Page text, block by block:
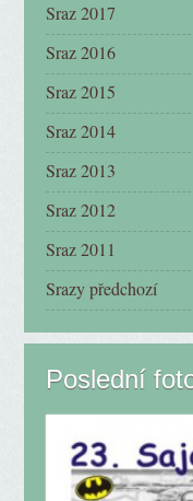
Sraz 2017
Sraz 2016
Sraz 2015
Sraz 2014
Sraz 2013
Sraz 2012
Sraz 2011
Srazy předchozí
Poslední